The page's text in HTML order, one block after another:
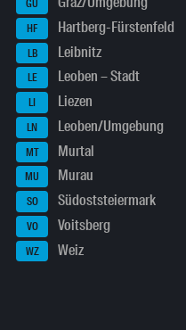
GU
HF Hartberg-Fürstenfeld
LB Leibnitz
LE Leoben – Stadt
LI Liezen
LN Leoben/Umgebung
MT Murtal
MU Murau
SO Südoststeiermark
VO Voitsberg
WZ Weiz